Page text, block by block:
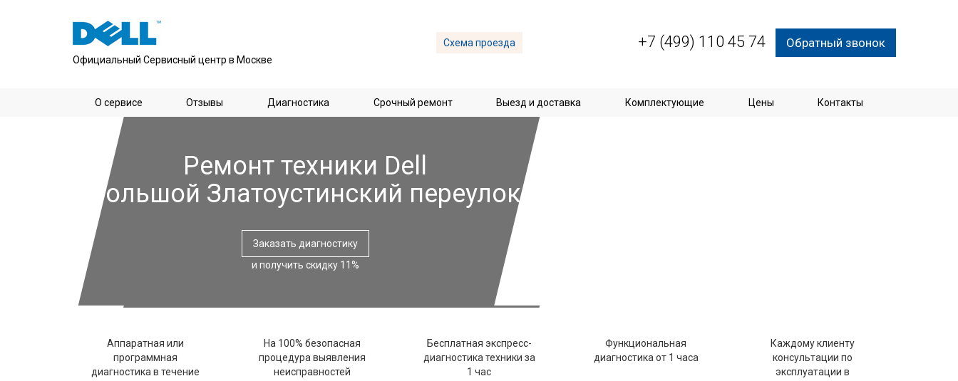
Официальный Сервисный центр в Москве
Схема проезда +7 (499) 110 45 74 Обратный звонок
О сервисе Отзывы Диагностика Срочный ремонт Выезд и доставка Комплектующие Цены Контакты
Ремонт техники Dell
Большой Златоустинский переулок
Заказать диагностику
и получить скидку 11%
Аппаратная или
программная
диагностика в течение
На 100% безопасная
процедура выявления
неисправностей
Бесплатная экспресс-
диагностика техники за
1 час
Функциональная
диагностика от 1 часа
Каждому клиенту
консультации по
эксплуатации в